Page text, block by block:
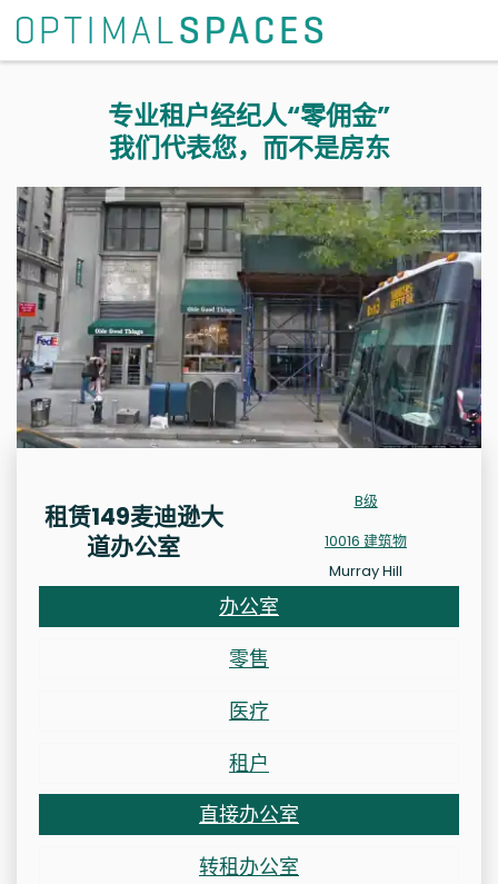
专业租户经纪人“零佣金”
我们代表您，而不是房东
租赁149麦迪逊大
道办公室
B级
10016 建筑物
Murray Hill
办公室
零售
医疗
租户
直接办公室
转租办公室